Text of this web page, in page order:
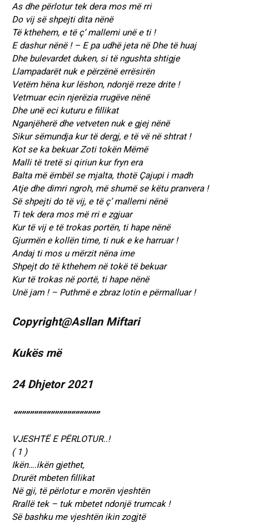
As dhe përlotur tek dera mos më rri
Do vij së shpejti dita nënë
Të kthehem, e të ç’ mallemi unë e ti !
E dashur nënë ! – E pa udhë jeta në Dhe të huaj
Dhe bulevardet duken, si të ngushta shtigje
Llampadarët nuk e përzënë errësirën
Vetëm hëna kur lëshon, ndonjë rreze drite !
Vetmuar ecin njerëzia rrugëve nënë
Dhe unë eci kuturu e fillikat
Nganjëherë dhe vetveten nuk e gjej nënë
Sikur sëmundja kur të dergj, e të vë në shtrat !
Kot se ka bekuar Zoti tokën Mëmë
Malli të tretë si qiriun kur fryn era
Balta më ëmbël se mjalta, thotë Çajupi i madh
Atje dhe dimri ngroh, më shumë se këtu pranvera !
Së shpejti do të vij, e të ç’ mallemi nënë
Ti tek dera mos më rri e zgjuar
Kur të vij e të trokas portën, ti hape nënë
Gjurmën e kollën time, ti nuk e ke harruar !
Andaj ti mos u mërzit nëna ime
Shpejt do të kthehem në tokë të bekuar
Kur të trokas në portë, ti hape nënë
Unë jam ! – Puthmë e zbraz lotin e përmalluar !
Copyright@Asllan Miftari
Kukës më
24 Dhjetor 2021
“””””””””””””””””””””
VJESHTË E PËRLOTUR..!
( 1 )
Ikën….ikën gjethet,
Drurët mbeten fillikat
Në gji, të përlotur e morën vjeshtën
Rrallë tek – tuk mbetet ndonjë trumcak !
Së bashku me vjeshtën ikin zogjtë